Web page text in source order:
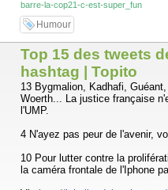
barre-la-cop21-c-est-super_fun
Humour
Top 15 des tweets
hashtag | Topito
13 Bygmalion, Kadhafi,
Woerth... La justice française
l'UMP.
4 N'ayez pas peur de l'avenir,
10 Pour lutter contre la
la caméra frontale de l'Iphone